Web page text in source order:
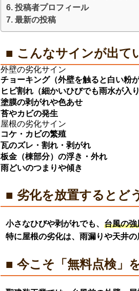
投稿者プロフィール
最新の投稿
■ こんなサインが出て
外壁の劣化サイン
チョーキング（外壁を触ると白い粉が
ヒビ割れ（細かいひびでも雨水が入
塗膜の剥がれや色あせ
苔やカビの発生
屋根の劣化サイン
コケ・カビの繁殖
瓦のズレ・割れ・剥がれ
板金（棟部分）の浮き・外れ
雨どいのつまりや傾き
■ 劣化を放置するとど
小さなひびや剥がれでも、台風の
特に屋根の劣化は、雨漏りや天井
■ 今こそ「無料点検」